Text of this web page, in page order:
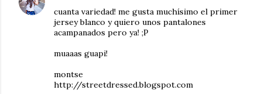
cuanta variedad! me gusta muchísimo el primer
jersey blanco y quiero unos pantalones
acampanados pero ya! ;P
muaaas guapi!
montse
http://streetdressed.blogspot.com